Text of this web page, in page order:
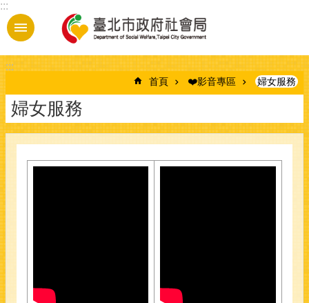
跳到主要內容區塊
:::
:::
首頁 ❤️影音專區 婦女服務
婦女服務